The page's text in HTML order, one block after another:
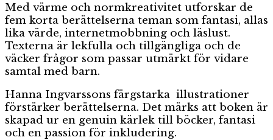
Med värme och normkreativitet utforskar de
fem korta berättelserna teman som fantasi, allas
lika värde, internetmobbning och läslust.
Texterna är lekfulla och tillgängliga och de
väcker frågor som passar utmärkt för vidare
samtal med barn.
Hanna Ingvarssons färgstarka illustrationer
förstärker berättelserna. Det märks att boken är
skapad ur en genuin kärlek till böcker, fantasi
och en passion för inkludering.